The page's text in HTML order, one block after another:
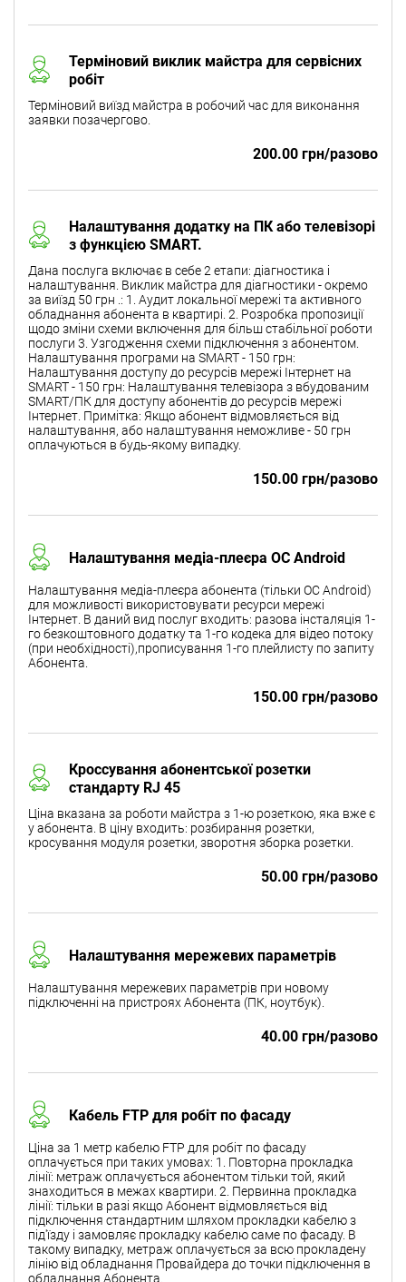
Терміновий виклик майстра для сервісних
робіт
Терміновий виїзд майстра в робочий час для виконання
заявки позачергово.
200.00 грн/разово
Налаштування додатку на ПК або телевізорі
з функцією SMART.
Дана послуга включає в себе 2 етапи: діагностика і
налаштування. Виклик майстра для діагностики - окремо
за виїзд 50 грн .: 1. Аудит локальної мережі та активного
обладнання абонента в квартирі. 2. Розробка пропозиції
щодо зміни схеми включення для більш стабільної роботи
послуги 3. Узгодження схеми підключення з абонентом.
Налаштування програми на SMART - 150 грн:
Налаштування доступу до ресурсів мережі Інтернет на
SMART - 150 грн: Налаштування телевізора з вбудованим
SMART/ПК для доступу абонентів до ресурсів мережі
Інтернет. Примітка: Якщо абонент відмовляється від
налаштування, або налаштування неможливе - 50 грн
оплачуються в будь-якому випадку.
150.00 грн/разово
Налаштування медіа-плеєра ОС Android
Налаштування медіа-плеєра абонента (тільки ОС Android)
для можливості використовувати ресурси мережі
Інтернет. В даний вид послуг входить: разова інсталяція 1-
го безкоштовного додатку та 1-го кодека для відео потоку
(при необхідності),прописування 1-го плейлисту по запиту
Абонента.
150.00 грн/разово
Кроссування абонентської розетки
стандарту RJ 45
Ціна вказана за роботи майстра з 1-ю розеткою, яка вже є
у абонента. В ціну входить: розбирання розетки,
кросування модуля розетки, зворотня зборка розетки.
50.00 грн/разово
Налаштування мережевих параметрів
Налаштування мережевих параметрів при новому
підключенні на пристроях Абонента (ПК, ноутбук).
40.00 грн/разово
Кабель FTP для робіт по фасаду
Ціна за 1 метр кабелю FTP для робіт по фасаду
оплачується при таких умовах: 1. Повторна прокладка
лінії: метраж оплачується абонентом тільки той, який
знаходиться в межах квартири. 2. Первинна прокладка
лінії: тільки в разі якщо Абонент відмовляється від
підключення стандартним шляхом прокладки кабелю з
під'їзду і замовляє прокладку кабелю саме по фасаду. В
такому випадку, метраж оплачується за всю прокладену
лінію від обладнання Провайдера до точки підключення в
обладнання Абонента.